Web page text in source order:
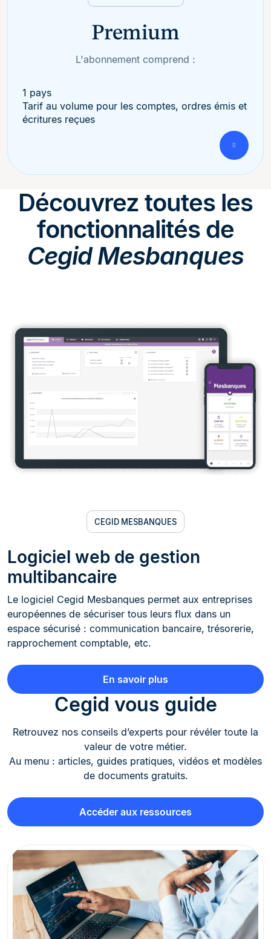
Premium
L'abonnement comprend :
1 pays
Tarif au volume pour les comptes, ordres émis et
écritures reçues
Découvrez toutes les
fonctionnalités de
Cegid Mesbanques
CEGID MESBANQUES
Logiciel web de gestion
multibancaire
Le logiciel Cegid Mesbanques permet aux entreprises
européennes de sécuriser tous leurs flux dans un
espace sécurisé : communication bancaire, trésorerie,
rapprochement comptable, etc.
En savoir plus
Cegid vous guide
Retrouvez nos conseils d’experts pour révéler toute la
valeur de votre métier.
Au menu : articles, guides pratiques, vidéos et modèles
de documents gratuits.
Accéder aux ressources